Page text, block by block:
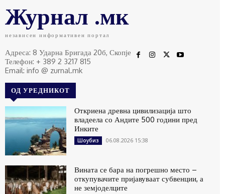
Журнал .мк
независен информативен портал
Адреса: 8 Ударна Бригада 20б, Скопје
Телефон: + 389 2 3217 815
Email: info @ zurnal.mk
ОД УРЕДНИКОТ
Откриена древна цивилизација што
владеела со Андите 500 години пред
Инките
Шоубиз 06.08.2026 15:38
Вината се бара на погрешно место –
откупувачите пријавуваат субвенции, а
не земјоделците